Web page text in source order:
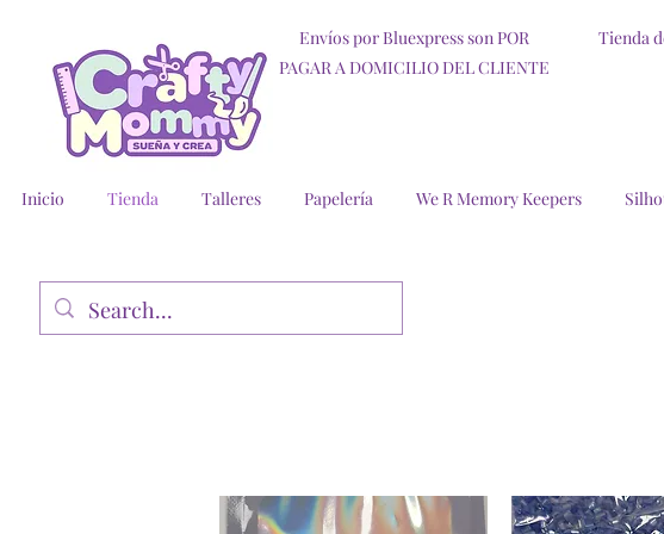
Envíos por Bluexpress son POR
PAGAR A DOMICILIO DEL CLIENTE
Tienda
Inicio Tienda Talleres Papelería We R Memory Keepers